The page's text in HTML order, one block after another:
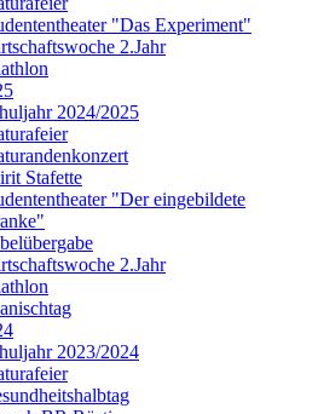
"Das Experiment"
2.Jahr
2024/2025
Stafette
"Der eingebildete
2.Jahr
2023/2024